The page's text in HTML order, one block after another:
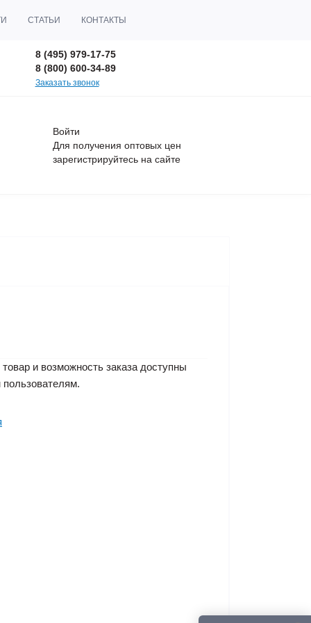
СТАТЬИ КОНТАКТЫ
8 (495) 979-17-75
8 (800) 600-34-89
Заказать звонок
Войти
Для получения оптовых цен
зарегистрируйтесь на сайте
и возможность заказа доступны
пользователям.